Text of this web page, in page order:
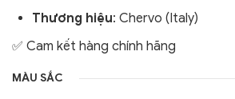
Thương hiệu: Chervo (Italy)
✅ Cam kết hàng chính hãng
MÀU SẮC